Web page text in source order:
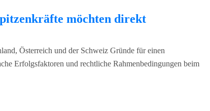
möchten direkt
Österreich und der Schweiz Gründe für einen
Erfolgsfaktoren und rechtliche Rahmenbedingungen beim